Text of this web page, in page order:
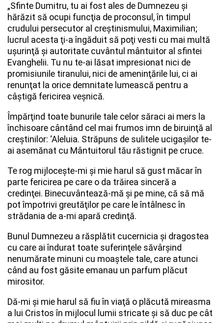
„Sfinte Dumitru, tu ai fost ales de Dumnezeu şi
hărăzit să ocupi funcţia de proconsul, în timpul
crudului persecutor al creştinismului, Maximilian;
lucrul acesta ţi-a îngăduit să poţi vesti cu mai multă
uşurinţă şi autoritate cuvântul mântuitor al sfintei
Evanghelii. Tu nu te-ai lăsat impresionat nici de
promisiunile tiranului, nici de ameninţările lui, ci ai
renunţat la orice demnitate lumească pentru a
câştigă fericirea veşnică.
Împărţind toate bunurile tale celor săraci ai mers la
închisoare cântând cel mai frumos imn de biruinţă al
creştinilor: ‘Aleluia. Străpuns de sulitele ucigaşilor te-
ai asemănat cu Mântuitorul tău răstignit pe cruce.
Te rog mijloceşte-mi şi mie harul să gust măcar în
parte fericirea pe care o da trăirea sinceră a
credinţei. Binecuvântează-mă şi pe mine, că să mă
pot împotrivi greutăţilor pe care le întâlnesc în
strădania de a-mi apară credinţă.
Bunul Dumnezeu a răsplătit cucernicia şi dragostea
cu care ai îndurat toate suferinţele săvârşind
nenumărate minuni cu moaştele tale, care atunci
când au fost găsite emanau un parfum plăcut
mirositor.
Dă-mi şi mie harul să fiu în viaţă o plăcută mireasma
a lui Cristos în mijlocul lumii stricate şi să duc pe cât